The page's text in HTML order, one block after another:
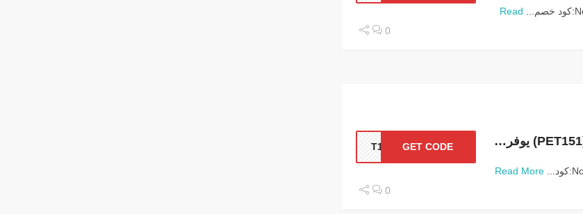
Read
0
كود خصم نون ديلي السعودية (PET151) يوفر أعلى التخفضات
Read More
GET CODE
0